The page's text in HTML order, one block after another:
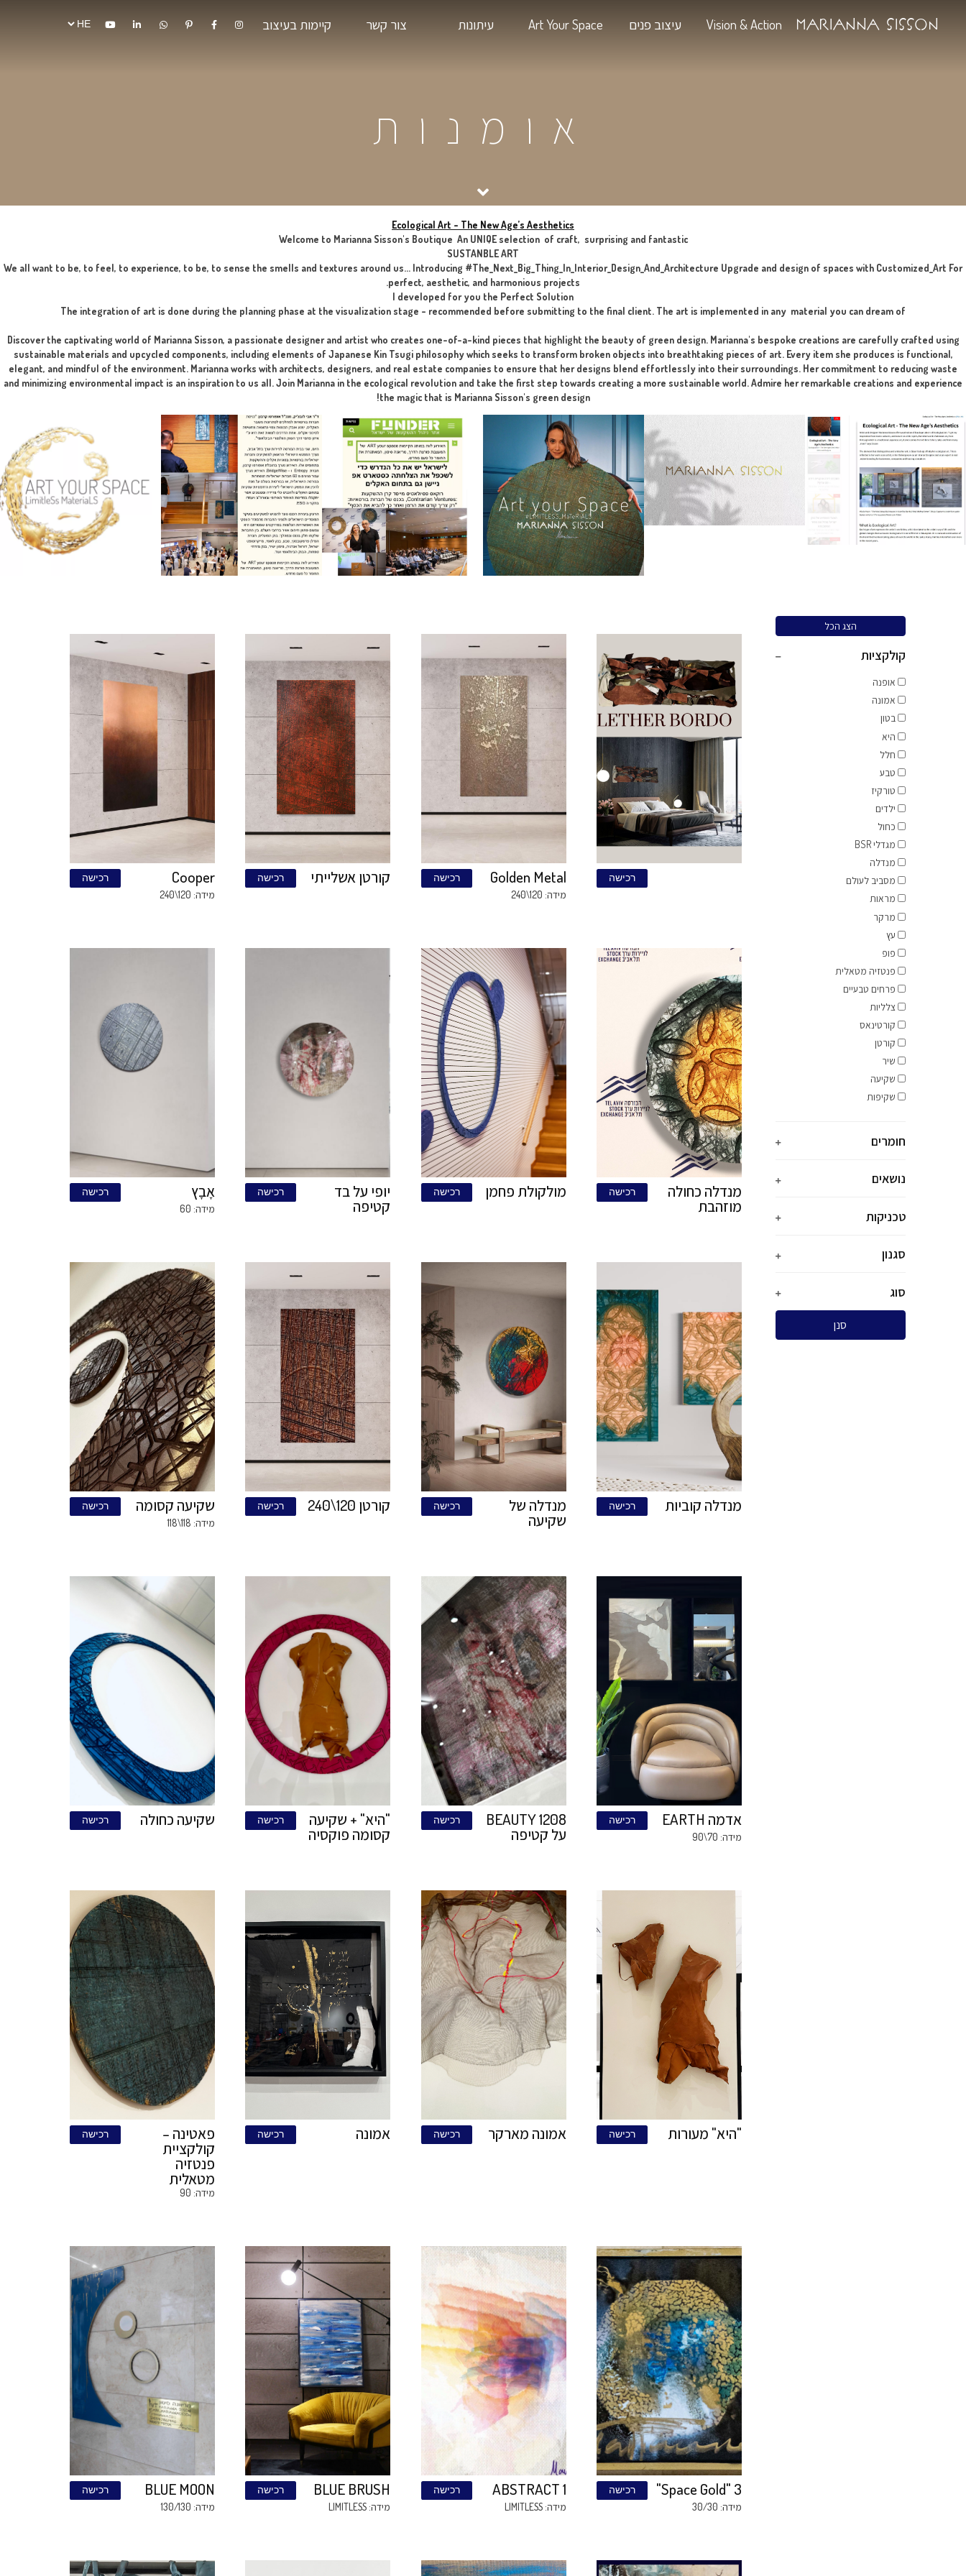
Vision & Action עיצוב פנים Art Your Space עיתונות צור קשר קיימות בעיצוב
אומנות
Ecological Art – The New Age’s Aesthetics
Welcome to Marianna Sisson's Boutique An UNIQE selection of craft, surprising and fantastic
SUSTANBLE ART
We all want to be, to feel, to experience, to be, to sense the smells and textures around us… Introducing #The_Next_Big_Thing_In_Interior_Design_And_Architecture Upgrade and design
perfect, aesthetic, and harmonious projects.
I developed for you the Perfect Solution
The integration of art is done during the planning phase at the visualization stage – recommended before submitting to the final client. The art is implemented in any
Discover the captivating world of Marianna Sisson, a passionate designer and artist who creates one-of-a-kind pieces that highlight the beauty of green design. Marianna's bespoke
sustainable materials and upcycled components, including elements of Japanese Kin Tsugi philosophy which seeks to transform broken objects into breathtaking pieces of art. Every
elegant, and mindful of the environment. Marianna works with architects, designers, and real estate companies to ensure that her designs blend effortlessly into their surroundings.
and minimizing environmental impact is an inspiration to us all. Join Marianna in the ecological revolution and take the first step towards creating a more sustainable world. Admire her
the magic that is Marianna Sisson's green design!
רכישה Golden Metal רכישה
מידה: 120\240
קורטן אשלייתי רכישה רכישה
רכישה מולקולת פחמן רכישה יופי על בד
קטיפה
רכישה אָבָץ רכישה
רכישה מנדלה של
שקיעה
רכישה קורטן 120\240 רכישה שקיעה קסומה רכישה
רכישה BEAUTY 1208 רכישה "היא" + שקיעה שקיעה כחולה רכישה
רכישה רכישה רכישה פאטינה –
מטאלית